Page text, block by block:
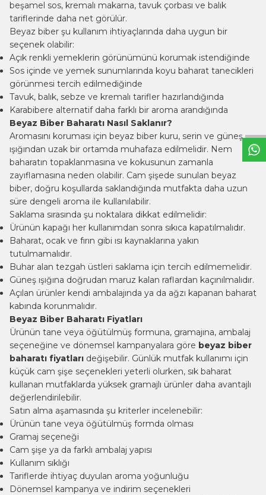
beşamel sos, kremalı makarna, tavuk çorbası ve balık
tariflerinde daha net görülür.
Beyaz biber şu kullanım ihtiyaçlarında daha uygun bir
seçenek olabilir:
Açık renkli yemeklerin görünümünü korumak istendiğinde
Sos içinde ve yemek sunumlarında koyu baharat tanecikleri
görünmesi tercih edilmediğinde
Tavuk, balık, sebze ve kremalı tarifler hazırlandığında
Karabibere alternatif daha farklı bir aroma arandığında
Beyaz Biber Baharatı Nasıl Saklanır?
Aromasını koruması için beyaz biber kuru, serin ve güneş
ışığından uzak bir ortamda muhafaza edilmelidir. Nem
baharatın topaklanmasına ve kokusunun zamanla
zayıflamasına neden olabilir. Cam şişede sunulan beyaz
biber, doğru koşullarda saklandığında mutfakta daha uzun
süre dengeli aroma ile kullanılabilir.
Saklama sırasında şu noktalara dikkat edilmelidir:
Ürünün kapağı her kullanımdan sonra sıkıca kapatılmalıdır.
Baharat, ocak ve fırın gibi ısı kaynaklarına yakın
tutulmamalıdır.
Buhar alan tezgah üstleri saklama için tercih edilmemelidir.
Güneş ışığına doğrudan maruz kalan raflardan kaçınılmalıdır.
Açılan ürünler kendi ambalajında ya da ağzı kapanan baharat
kabında korunmalıdır.
Beyaz Biber Baharatı Fiyatları
Ürünün tane veya öğütülmüş formuna, gramajına, ambalaj
seçeneğine ve dönemsel kampanyalara göre beyaz biber
baharatı fiyatları değişebilir. Günlük mutfak kullanımı için
küçük cam şişe seçenekleri yeterli olurken, sık baharat
kullanan mutfaklarda yüksek gramajlı ürünler daha avantajlı
değerlendirilebilir.
Satın alma aşamasında şu kriterler incelenebilir:
Ürünün tane veya öğütülmüş formda olması
Gramaj seçeneği
Cam şişe ya da farklı ambalaj yapısı
Kullanım sıklığı
Tariflerde ihtiyaç duyulan aroma yoğunluğu
Dönemsel kampanya ve indirim seçenekleri